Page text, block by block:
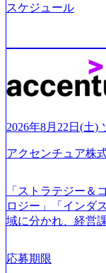
本経営をとってお
s/
0x644.webp レバレ
kerdeck.com/
cai-yong-xiang-ke)
ー」など、レバレ
「外国人留学生等
s://prtimes.jp/main/
ジーズ、モチベー
m/@leveragesCh)
管理職種編 〜
UI) レバレジーズ
来黒字を維持し、
スケジュール
2026年8月22日(土)
アクセンチュア株
「ストラテジー＆
ロジー」「インダ
域に分かれ、経営
グ領域からその実
貫して支援する総
応募期限